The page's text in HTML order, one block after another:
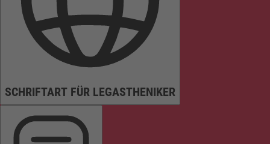
SCHRIFTART FÜR LEGASTHENIKER